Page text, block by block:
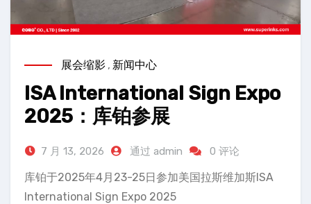
展会缩影 , 新闻中心
ISA International Sign Expo
2025：库铂参展
7 月 13, 2026 通过 admin 0 评论
库铂于2025年4月23-25日参加美国拉斯维加斯ISA
International Sign Expo 2025